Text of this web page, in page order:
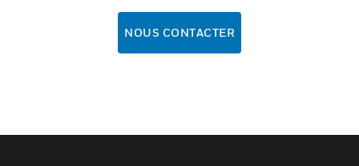
NOUS CONTACTER